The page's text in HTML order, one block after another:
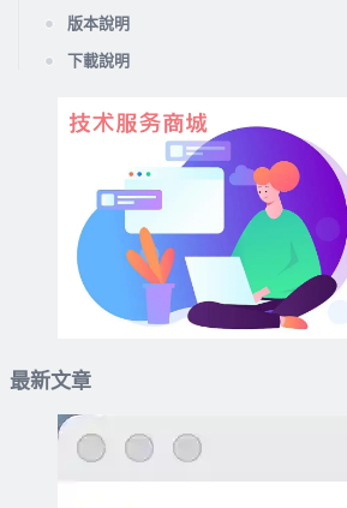
版本說明
下載說明
最新文章